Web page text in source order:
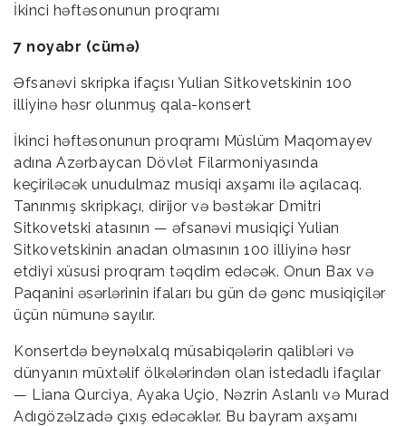
İkinci həftəsonunun proqramı
7 noyabr (cümə)
Əfsanəvi skripka ifaçısı Yulian Sitkovetskinin 100
illiyinə həsr olunmuş qala-konsert
İkinci həftəsonunun proqramı Müslüm Maqomayev
adına Azərbaycan Dövlət Filarmoniyasında
keçiriləcək unudulmaz musiqi axşamı ilə açılacaq.
Tanınmış skripkaçı, dirijor və bəstəkar Dmitri
Sitkovetski atasının — əfsanəvi musiqiçi Yulian
Sitkovetskinin anadan olmasının 100 illiyinə həsr
etdiyi xüsusi proqram təqdim edəcək. Onun Bax və
Paqanini əsərlərinin ifaları bu gün də gənc musiqiçilər
üçün nümunə sayılır.
Konsertdə beynəlxalq müsabiqələrin qalibləri və
dünyanın müxtəlif ölkələrindən olan istedadlı ifaçılar
— Liana Qurciya, Ayaka Uçio, Nəzrin Aslanlı və Murad
Adıgözəlzadə çıxış edəcəklər. Bu bayram axşamı